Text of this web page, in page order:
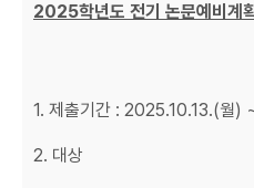
2025학년도 전기 논문예비계
1. 제출기간 : 2025.10.13.(월
2. 대상